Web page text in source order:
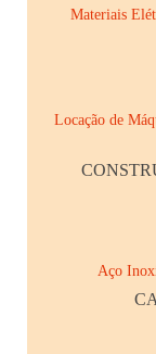
Materiais
Locação de
Aço